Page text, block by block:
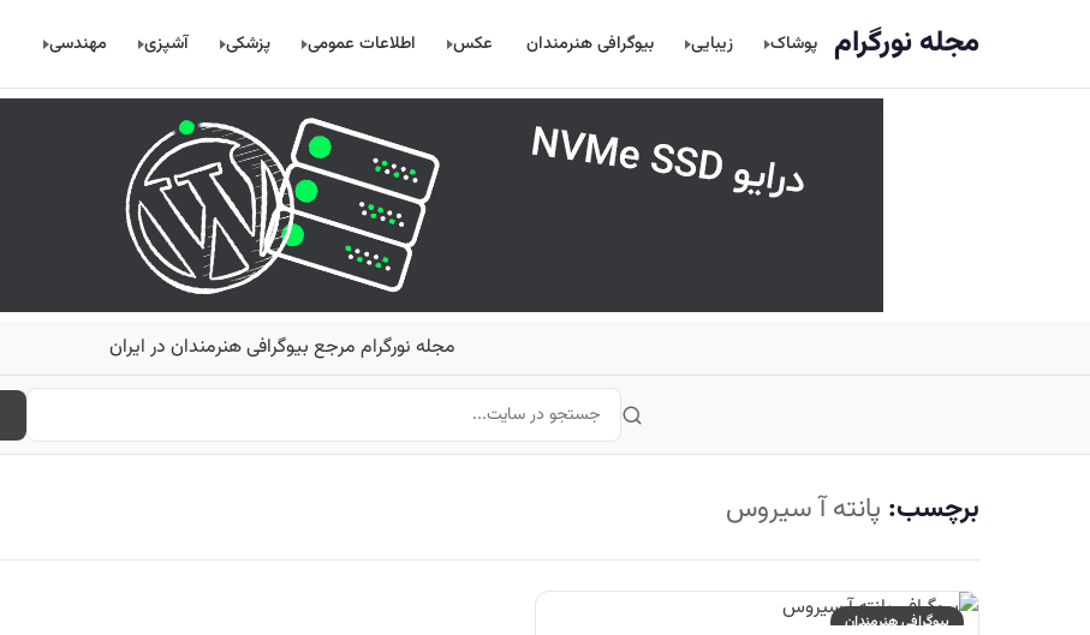
مجله نورگرام پوشاک زیبایی بیوگرافی هنرمندان عکس اطلاعات عمومی پزشکی آشپزی مهندسی
مجله نورگرام مرجع بیوگرافی هنرمندان در ایران
برچسب: پانته آ سیروس
بیوگرافی هنرمندان